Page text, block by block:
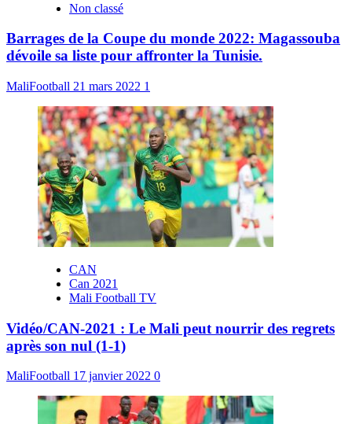
Non classé
Barrages de la Coupe du monde 2022: Magassouba
dévoile sa liste pour affronter la Tunisie.
MaliFootball 21 mars 2022 1
CAN
Can 2021
Mali Football TV
Vidéo/CAN-2021 : Le Mali peut nourrir des regrets
après son nul (1-1)
MaliFootball 17 janvier 2022 0